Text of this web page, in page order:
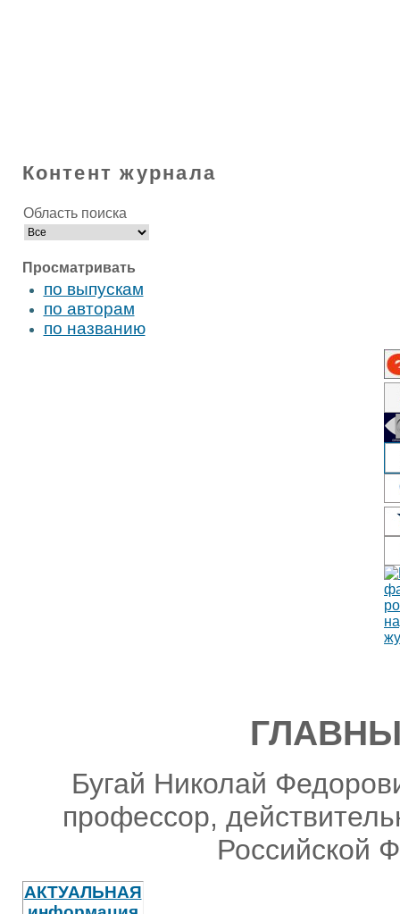
Контент журнала
Область поиска
Просматривать
по выпускам
по авторам
по названию
Бугай Николай
профессор,
Российской
АКТУАЛЬНАЯ